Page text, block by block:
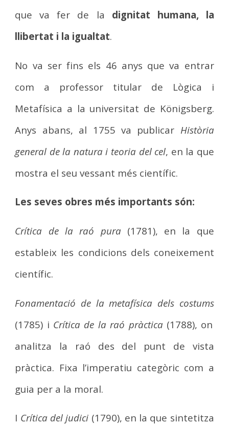
que va fer de la dignitat humana, la
llibertat i la igualtat.
No va ser fins els 46 anys que va entrar
com a professor titular de Lògica i
Metafísica a la universitat de Königsberg.
Anys abans, al 1755 va publicar Història
general de la natura i teoria del cel, en la que
mostra el seu vessant més científic.
Les seves obres més importants són:
Crítica de la raó pura (1781), en la que
estableix les condicions dels coneixement
científic.
Fonamentació de la metafísica dels costums
(1785) i Crítica de la raó pràctica (1788), on
analitza la raó des del punt de vista
pràctica. Fixa l’imperatiu categòric com a
guia per a la moral.
I Crítica del judici (1790), en la que sintetitza